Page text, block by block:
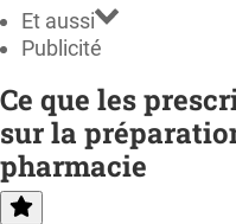
Et aussi
Publicité
Ce que les
sur la
pharmacie